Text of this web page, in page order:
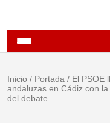
Inicio / Portada / El PSOE
andaluzas en Cádiz con
del debate